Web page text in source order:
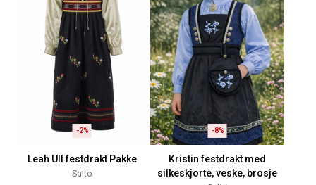
-2%
Leah Ull festdrakt Pakke
Salto
-8%
Kristin festdrakt med
silkeskjorte, veske, brosje